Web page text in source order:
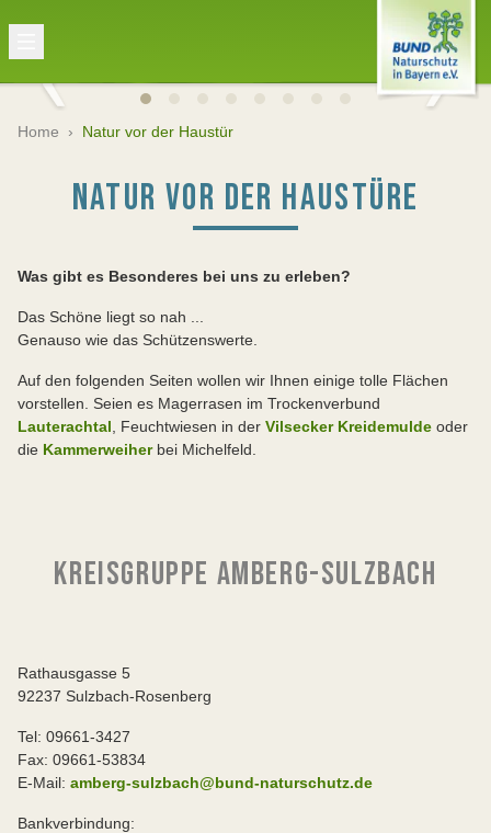
Home › Natur vor der Haustür
NATUR VOR DER HAUSTÜRE
Was gibt es Besonderes bei uns zu erleben?
Das Schöne liegt so nah ...
Genauso wie das Schützenswerte.
Auf den folgenden Seiten wollen wir Ihnen einige tolle Flächen
vorstellen. Seien es Magerrasen im Trockenverbund
Lauterachtal , Feuchtwiesen in der Vilsecker Kreidemulde oder
die Kammerweiher bei Michelfeld.
KREISGRUPPE AMBERG-SULZBACH
Rathausgasse 5
92237 Sulzbach-Rosenberg
Tel: 09661-3427
Fax: 09661-53834
E-Mail: amberg-sulzbach@bund-naturschutz.de
Bankverbindung: